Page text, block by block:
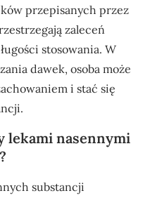
przepisanych przez
zaleceń
stosowania. W
dawek, osoba może
i stać się
lekami nasennymi
substancji